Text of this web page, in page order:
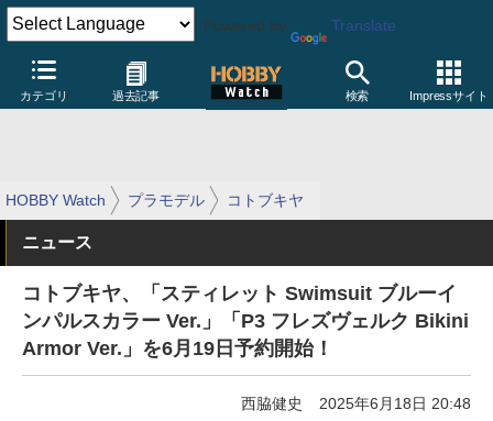
Powered by Translate
カテゴリ 過去記事 検索 Impressサイト
HOBBY Watch プラモデル コトブキヤ
ニュース
コトブキヤ、「スティレット Swimsuit ブルーイ
ンパルスカラー Ver.」「P3 フレズヴェルク Bikini
Armor Ver.」を6月19日予約開始！
西脇健史 2025年6月18日 20:48